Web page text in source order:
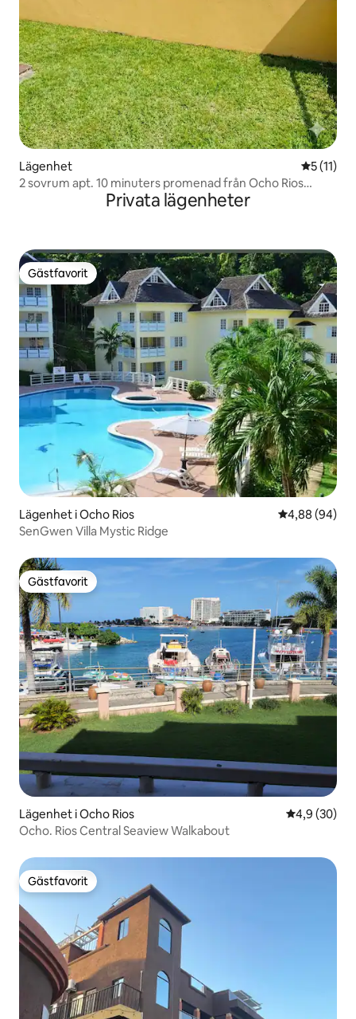
Lägenhet 5 av 5 i
5 (11)
2 sovrum apt. 10 minuters promenad från Ocho Rios
Privata lägenheter
Gästfavorit
Gästfavorit
Lägenhet i Ocho Rios 4,88 av 5 i
4,88 (94)
SenGwen Villa Mystic Ridge
Gästfavorit
Gästfavorit
Lägenhet i Ocho Rios 4,9 av 5 i
4,9 (30)
Ocho. Rios Central Seaview Walkabout
Gästfavorit
Gästfavorit